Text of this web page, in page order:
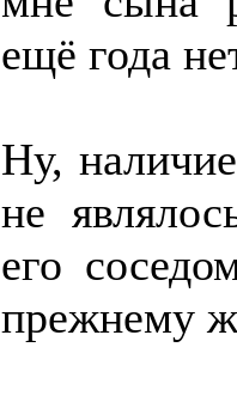
ещё года
Ну,
не
его
прежнему